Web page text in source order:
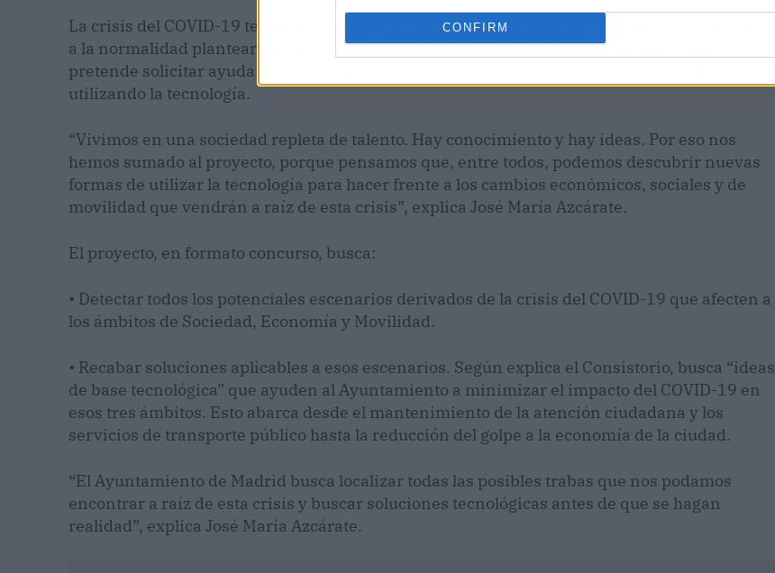
CONFIRM
La crisis del COVID-19 tendrá consecuencias más allá del confinamiento. El retorno escalado
a la normalidad planteará nuevos retos. A través de #ReactivaMadrid, el Ayuntamiento
pretende solicitar ayuda ciudadana para detectar esos escenarios y hacerles frente,
utilizando la tecnología.
“Vivimos en una sociedad repleta de talento. Hay conocimiento y hay ideas. Por eso nos
hemos sumado al proyecto, porque pensamos que, entre todos, podemos descubrir nuevas
formas de utilizar la tecnología para hacer frente a los cambios económicos, sociales y de
movilidad que vendrán a raíz de esta crisis”, explica José María Azcárate.
El proyecto, en formato concurso, busca:
• Detectar todos los potenciales escenarios derivados de la crisis del COVID-19 que afecten a
los ámbitos de Sociedad, Economía y Movilidad.
• Recabar soluciones aplicables a esos escenarios. Según explica el Consistorio, busca “ideas
de base tecnológica” que ayuden al Ayuntamiento a minimizar el impacto del COVID-19 en
esos tres ámbitos. Esto abarca desde el mantenimiento de la atención ciudadana y los
servicios de transporte público hasta la reducción del golpe a la economía de la ciudad.
“El Ayuntamiento de Madrid busca localizar todas las posibles trabas que nos podamos
encontrar a raíz de esta crisis y buscar soluciones tecnológicas antes de que se hagan
realidad”, explica José María Azcárate.